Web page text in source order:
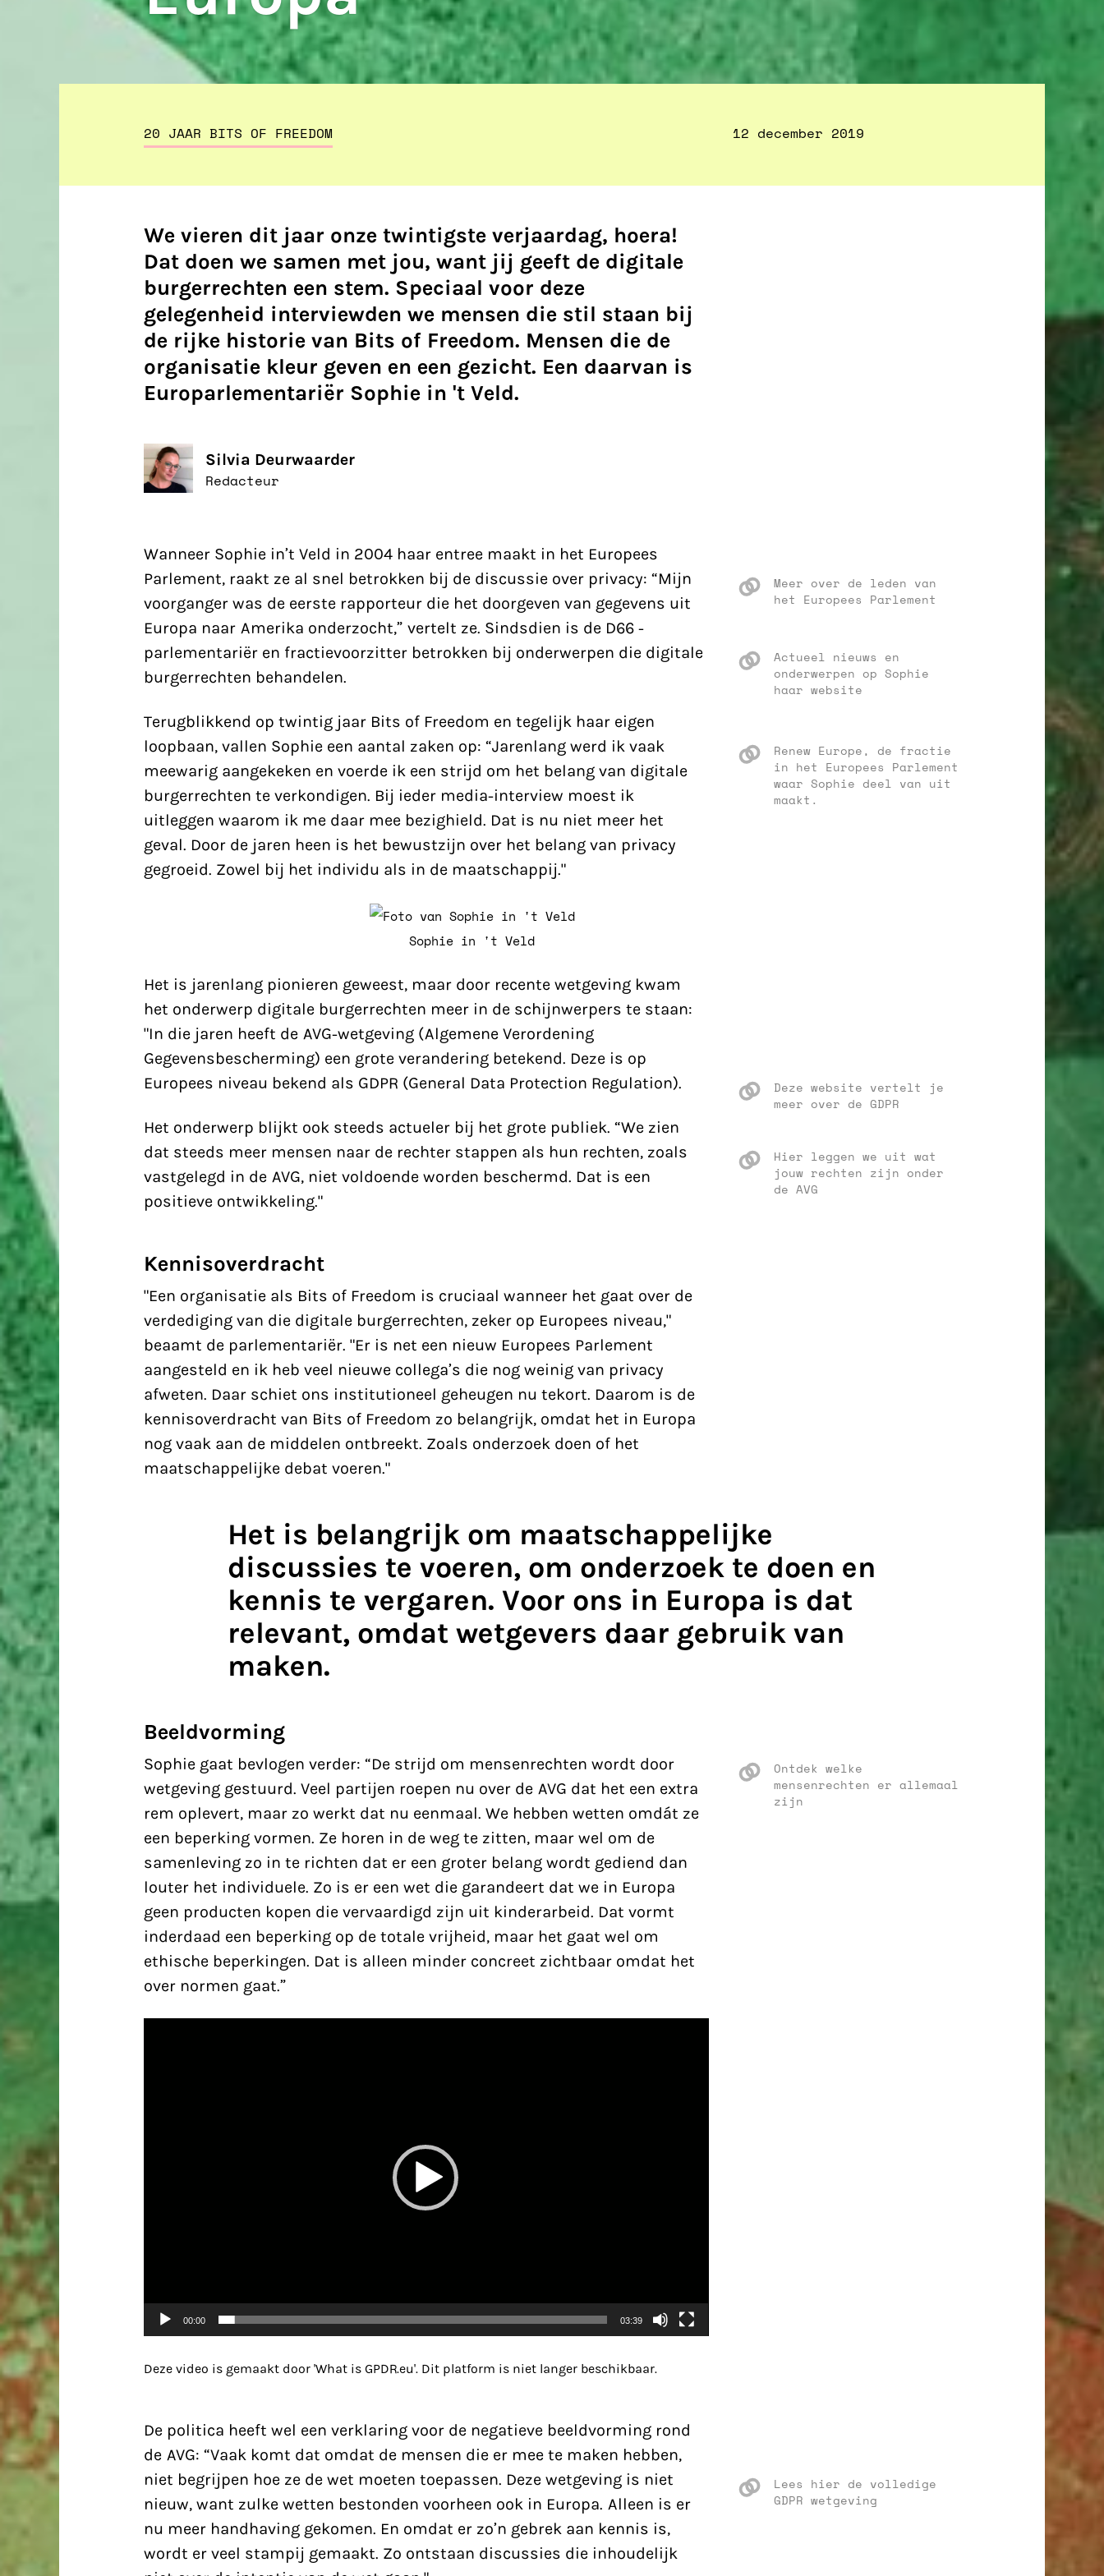
20 JAAR BITS OF FREEDOM 12 december 2019
We vieren dit jaar onze twintigste verjaardag, hoera!
Dat doen we samen met jou, want jij geeft de digitale
burgerrechten een stem. Speciaal voor deze
gelegenheid interviewden we mensen die stil staan bij
de rijke historie van Bits of Freedom. Mensen die de
organisatie kleur geven en een gezicht. Een daarvan is
Europarlementariër Sophie in 't Veld.
Silvia Deurwaarder
Redacteur
Wanneer Sophie in’t Veld in 2004 haar entree maakt in het Europees
Parlement
Meer over de leden van
het Europees Parlement
, raakt ze al snel betrokken bij de discussie over privacy: “Mijn
voorganger was de eerste rapporteur die het doorgeven van gegevens uit
Europa naar Amerika onderzocht,” vertelt ze. Sindsdien is de D66 -
parlementariër en fractievoorzitter betrokken bij onderwerpen
Actueel nieuws en
onderwerpen op Sophie
haar website
die digitale
burgerrechten behandelen.
Terugblikkend op twintig jaar Bits of Freedom en tegelijk haar eigen
loopbaan
Renew Europe, de fractie
in het Europees Parlement
waar Sophie deel van uit
maakt.
, vallen Sophie een aantal zaken op: “Jarenlang werd ik vaak
meewarig aangekeken en voerde ik een strijd om het belang van digitale
burgerrechten te verkondigen. Bij ieder media-interview moest ik
uitleggen waarom ik me daar mee bezighield. Dat is nu niet meer het
geval. Door de jaren heen is het bewustzijn over het belang van privacy
gegroeid. Zowel bij het individu als in de maatschappij."
Sophie in 't Veld
Het is jarenlang pionieren geweest, maar door recente wetgeving kwam
het onderwerp digitale burgerrechten meer in de schijnwerpers te staan:
"In die jaren heeft de AVG-wetgeving (Algemene Verordening
Gegevensbescherming) een grote verandering betekend. Deze is op
Europees niveau bekend als GDPR
Deze website vertelt je
meer over de GDPR
(General Data Protection Regulation).
Het onderwerp blijkt ook steeds actueler bij het grote publiek. “We zien
dat steeds meer mensen naar de rechter stappen als hun rechten
Hier leggen we uit wat
jouw rechten zijn onder
de AVG
, zoals
vastgelegd in de AVG, niet voldoende worden beschermd. Dat is een
positieve ontwikkeling."
Kennisoverdracht
"Een organisatie als Bits of Freedom is cruciaal wanneer het gaat over de
verdediging van die digitale burgerrechten, zeker op Europees niveau,"
beaamt de parlementariër. "Er is net een nieuw Europees Parlement
aangesteld en ik heb veel nieuwe collega’s die nog weinig van privacy
afweten. Daar schiet ons institutioneel geheugen nu tekort. Daarom is de
kennisoverdracht van Bits of Freedom zo belangrijk, omdat het in Europa
nog vaak aan de middelen ontbreekt. Zoals onderzoek doen of het
maatschappelijke debat voeren."
Het is belangrijk om maatschappelijke
discussies te voeren, om onderzoek te doen en
kennis te vergaren. Voor ons in Europa is dat
relevant, omdat wetgevers daar gebruik van
maken.
Beeldvorming
Sophie gaat bevlogen verder: “De strijd om mensenrechten
Ontdek welke
mensenrechten er allemaal
zijn
wordt door
wetgeving gestuurd. Veel partijen roepen nu over de AVG dat het een extra
rem oplevert, maar zo werkt dat nu eenmaal. We hebben wetten omdát ze
een beperking vormen. Ze horen in de weg te zitten, maar wel om de
samenleving zo in te richten dat er een groter belang wordt gediend dan
louter het individuele. Zo is er een wet die garandeert dat we in Europa
geen producten kopen die vervaardigd zijn uit kinderarbeid. Dat vormt
inderdaad een beperking op de totale vrijheid, maar het gaat wel om
ethische beperkingen. Dat is alleen minder concreet zichtbaar omdat het
over normen gaat.”
00:00 03:39
Deze video is gemaakt door 'What is GPDR.eu'. Dit platform is niet langer beschikbaar.
De politica heeft wel een verklaring voor de negatieve beeldvorming rond
de AVG: “Vaak komt dat omdat de mensen die er mee te maken hebben,
niet begrijpen hoe ze de wet moeten toepassen. Deze wetgeving
Lees hier de volledige
GDPR wetgeving
is niet
nieuw, want zulke wetten bestonden voorheen ook in Europa. Alleen is er
nu meer handhaving gekomen. En omdat er zo’n gebrek aan kennis is,
wordt er veel stampij gemaakt. Zo ontstaan discussies die inhoudelijk